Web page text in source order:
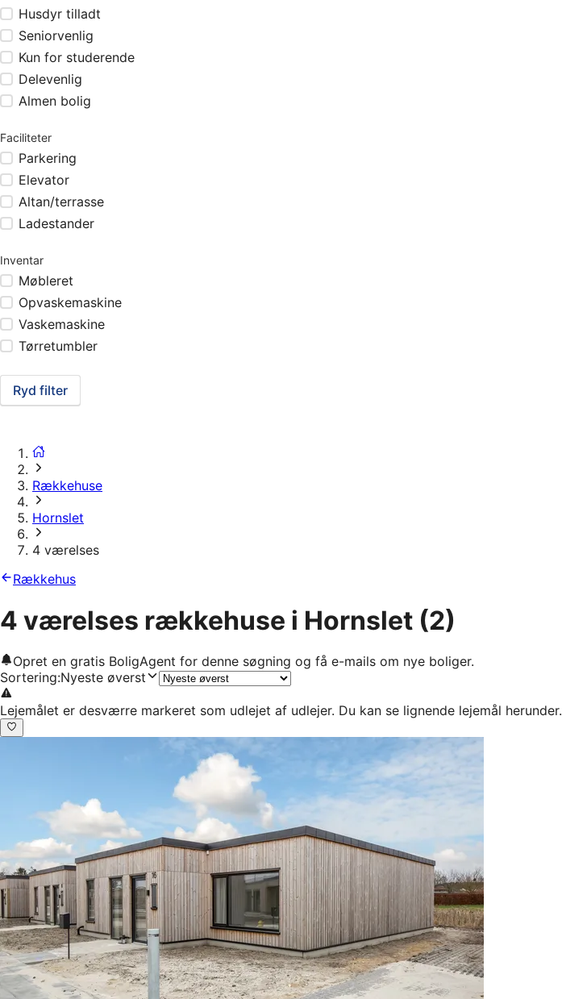
Husdyr tilladt
Seniorvenlig
Kun for studerende
Delevenlig
Almen bolig
Faciliteter
Parkering
Elevator
Altan/terrasse
Ladestander
Inventar
Møbleret
Opvaskemaskine
Vaskemaskine
Tørretumbler
Ryd filter
Rækkehuse
Hornslet
4 værelses
Rækkehus
4 værelses rækkehuse i Hornslet (2)
Opret en gratis BoligAgent for denne søgning og få e-mails om nye boliger.
Sortering:Nyeste øverst
Lejemålet er desværre markeret som udlejet af udlejer. Du kan se lignende lejemål herunder.